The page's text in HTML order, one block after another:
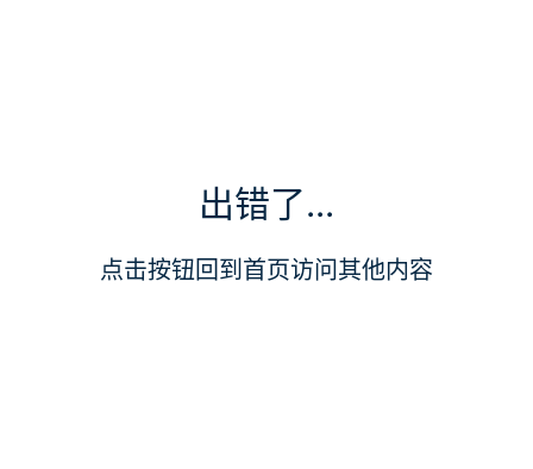
出错了...
点击按钮回到首页访问其他内容